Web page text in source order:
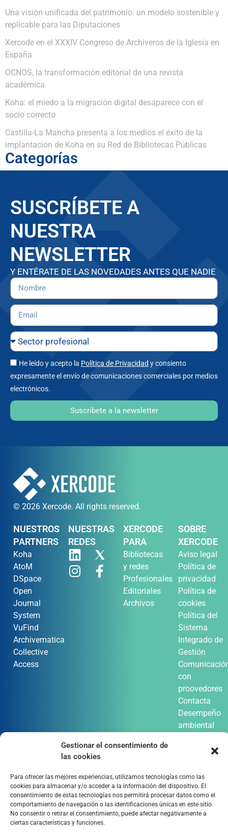
Gestionar el consentimiento de
las cookies
Para ofrecer las mejores experiencias, utilizamos tecnologías como las
cookies para almacenar y/o acceder a la información del dispositivo. El
consentimiento de estas tecnologías nos permitirá procesar datos como el
comportamiento de navegación o las identificaciones únicas en este sitio.
No consentir o retirar el consentimiento, puede afectar negativamente a
ciertas características y funciones.
Una visión unificada del patrimonio: un modelo sostenible y
replicable para las Diputaciones
Xercode en el XXXIV Congreso de Archiveros de la Iglesia en
España
OCNOS, la transformación editorial de una revista
académica
Koha: el miedo a la migración digital desaparece con el
socio correcto
Castilla-La Mancha presenta a los medios el éxito de la
implantación de Koha en su Red de Bibliotecas Públicas
Categorías
SUSCRÍBETE A
NUESTRA
NEWSLETTER
Y ENTÉRATE DE LAS NOVEDADES ANTES QUE NADIE
He leído y acepto la Política de Privacidad y consiento
expresamente el envío de comunicaciones comerciales por medios
electrónicos.
Suscríbete a la newsletter
© 2026 Xercode. All rights reserved.
NUESTROS
PARTNERS
Koha
AtoM
DSpace
Open
Journal
System
VuFind
Archivematica
Collective
Access
NUESTRAS
REDES
XERCODE
PARA
Bibliotecas
y redes
Profesionales
Editoriales
Archivos
SOBRE
XERCODE
Aviso legal
Política de
privacidad
Política de
cookies
Política del
Sistema
Integrado de
Gestión
con
proovedores
Contacta
Desempeño
ambiental